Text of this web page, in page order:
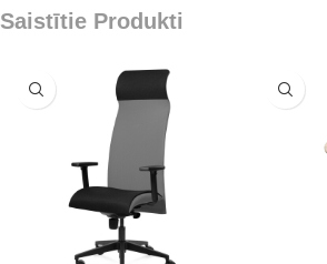
Saistītie Produkti